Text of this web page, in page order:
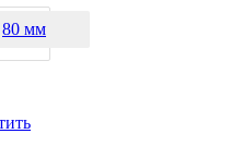
80 мм